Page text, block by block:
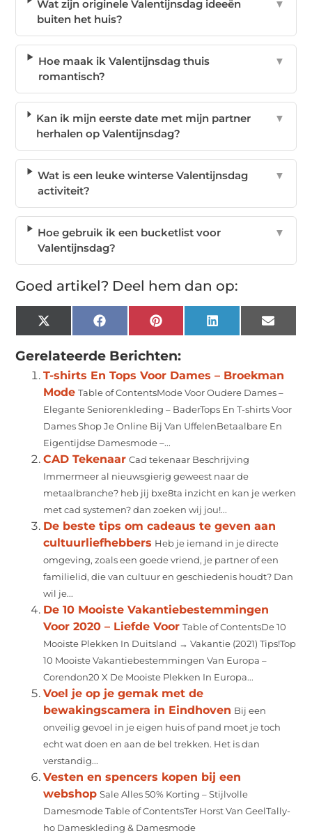
Wat zijn originele Valentijnsdag ideeën
buiten het huis?
▼
Hoe maak ik Valentijnsdag thuis
romantisch?
▼
Kan ik mijn eerste date met mijn partner
herhalen op Valentijnsdag?
▼
Wat is een leuke winterse Valentijnsdag
activiteit?
▼
Hoe gebruik ik een bucketlist voor
Valentijnsdag?
▼
Goed artikel? Deel hem dan op:
X
(Twitter)
Facebook Pinterest LinkedIn Email
Gerelateerde Berichten:
T-shirts En Tops Voor Dames – Broekman
Mode Table of ContentsMode Voor Oudere Dames –
Elegante Seniorenkleding – BaderTops En T-shirts Voor
Dames Shop Je Online Bij Van UffelenBetaalbare En
Eigentijdse Damesmode –...
CAD Tekenaar Cad tekenaar Beschrijving
Immermeer al nieuwsgierig geweest naar de
metaalbranche? heb jij bxe8ta inzicht en kan je werken
met cad systemen? dan zoeken wij jou!...
De beste tips om cadeaus te geven aan
cultuurliefhebbers Heb je iemand in je directe
omgeving, zoals een goede vriend, je partner of een
familielid, die van cultuur en geschiedenis houdt? Dan
wil je...
De 10 Mooiste Vakantiebestemmingen
Voor 2020 – Liefde Voor Table of ContentsDe 10
Mooiste Plekken In Duitsland → Vakantie (2021) Tips!Top
10 Mooiste Vakantiebestemmingen Van Europa –
Corendon20 X De Mooiste Plekken In Europa...
Voel je op je gemak met de
bewakingscamera in Eindhoven Bij een
onveilig gevoel in je eigen huis of pand moet je toch
echt wat doen en aan de bel trekken. Het is dan
verstandig...
Vesten en spencers kopen bij een
webshop Sale Alles 50% Korting – Stijlvolle
Damesmode Table of ContentsTer Horst Van GeelTally-
ho Dameskleding & Damesmode